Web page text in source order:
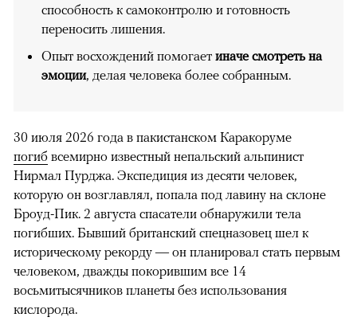
способность к самоконтролю и готовность
переносить лишения.
Опыт восхождений помогает иначе смотреть на
эмоции, делая человека более собранным.
30 июля 2026 года в пакистанском Каракоруме
погиб всемирно известный непальский альпинист
Нирмал Пурджа. Экспедиция из десяти человек,
которую он возглавлял, попала под лавину на склоне
Броуд-Пик. 2 августа спасатели обнаружили тела
погибших. Бывший британский спецназовец шел к
историческому рекорду — он планировал стать первым
человеком, дважды покорившим все 14
восьмитысячников планеты без использования
кислорода.